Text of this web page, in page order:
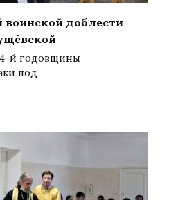
воинской доблести
й годовщины
под